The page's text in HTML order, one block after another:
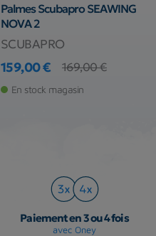
Palmes Scubapro SEAWING
NOVA 2
SCUBAPRO
Prix
159,00 €
Prix de base
169,00 €
En stock magasin
Paiement en 3 ou 4 fois
avec Oney